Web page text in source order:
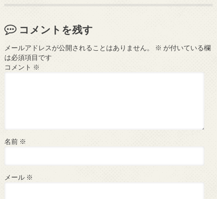
コメントを残す
メールアドレスが公開されることはありません。 ※ が付いている欄
は必須項目です
コメント ※
名前 ※
メール ※